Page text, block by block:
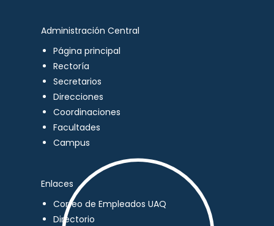
Administración Central
Página principal
Rectoría
Secretarios
Direcciones
Coordinaciones
Facultades
Campus
Enlaces
Correo de Empleados UAQ
Directorio